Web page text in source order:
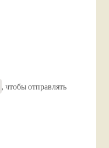
, чтобы отправлять